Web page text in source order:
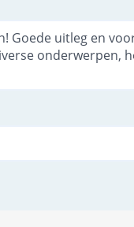
Goede uitleg en
onderwerpen,